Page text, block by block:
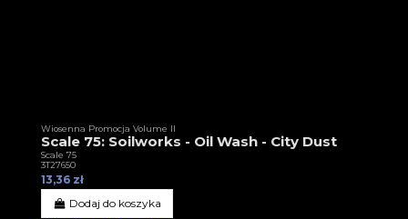
Wiosenna Promocja Volume II
Scale 75: Soilworks - Oil Wash - City Dust
Scale 75
3T27650
13,36 zł
Dodaj do koszyka